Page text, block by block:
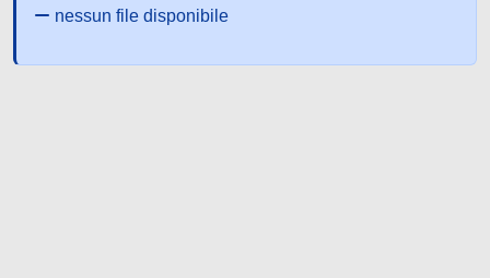
nessun file disponibile